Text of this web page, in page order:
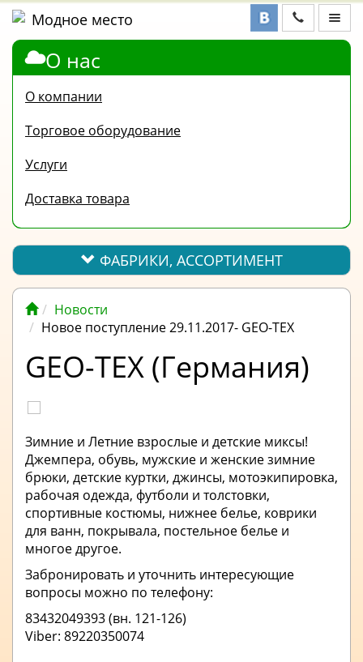
ФАБРИКИ,
ОТВЕТ
ПОЛЕЗНАЯ
ИНФОРМАЦИЯ
ВАКАНСИИ
ОПЛАТА
О нас
О компании
Торговое оборудование
Услуги
Доставка товара
ФАБРИКИ, АССОРТИМЕНТ
Новости
Новое поступление 29.11.2017- GEO-TEX
GEO-TEX (Германия)
Зимние и Летние взрослые и детские миксы!
Джемпера, обувь, мужские и женские зимние
брюки, детские куртки, джинсы, мотоэкипировка,
рабочая одежда, футболи и толстовки,
спортивные костюмы, нижнее белье, коврики
для ванн, покрывала, постельное белье и
многое другое.
Забронировать и уточнить интересующие
вопросы можно по телефону:
83432049393 (вн. 121-126)
Viber: 89220350074